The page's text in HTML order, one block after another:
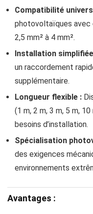
Compatibilité
photovoltaïques avec
2,5 mm² à 4 mm².
Installation
un raccordement
supplémentaire.
Longueur flexible :
(1 m, 2 m, 3 m, 5 m,
besoins d’installation.
Spécialisation
des exigences
environnements
Avantages :